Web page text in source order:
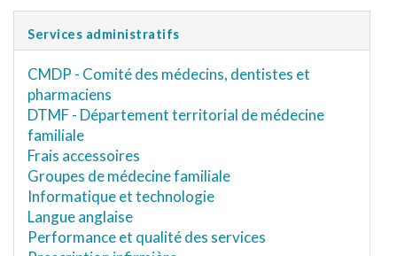
Services administratifs
CMDP - Comité des médecins, dentistes et
pharmaciens
DTMF - Département territorial de médecine
familiale
Frais accessoires
Groupes de médecine familiale
Informatique et technologie
Langue anglaise
Performance et qualité des services